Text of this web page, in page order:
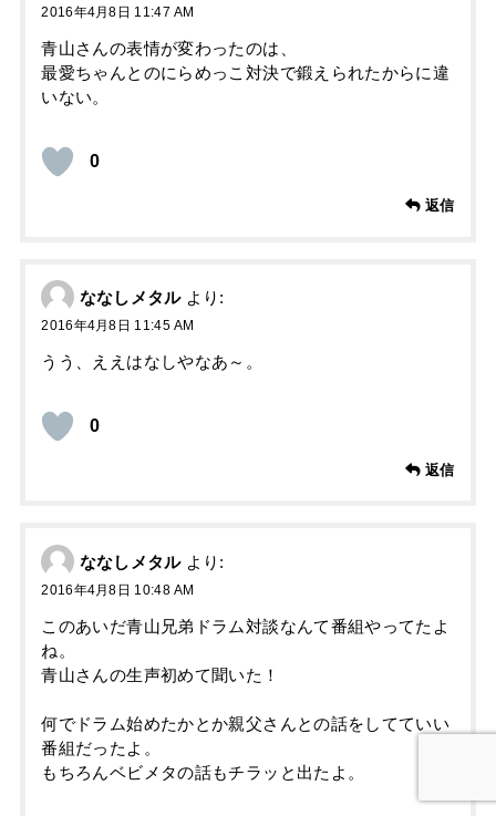
2016年4月8日 11:47 AM
青山さんの表情が変わったのは、
最愛ちゃんとのにらめっこ対決で鍛えられたからに違
いない。
0
返信
ななしメタル より:
2016年4月8日 11:45 AM
うう、ええはなしやなあ～。
0
返信
ななしメタル より:
2016年4月8日 10:48 AM
このあいだ青山兄弟ドラム対談なんて番組やってたよ
ね。
青山さんの生声初めて聞いた！
何でドラム始めたかとか親父さんとの話をしてていい
番組だったよ。
もちろんベビメタの話もチラッと出たよ。